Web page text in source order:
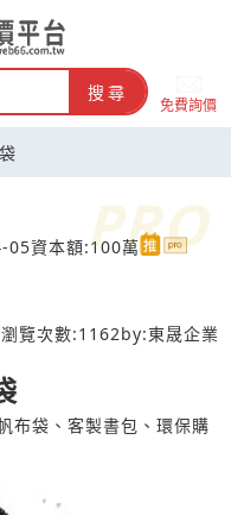
平台搜尋
免費詢價
05資本額:100萬
瀏覽次數:1162by:東晟企業
布袋、客製書包、環保購